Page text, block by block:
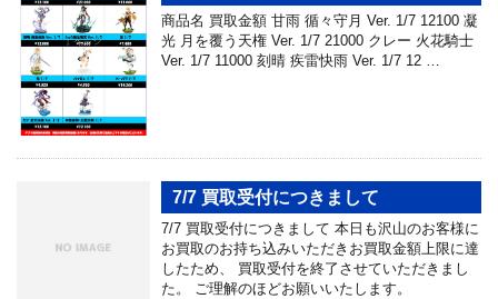
商品名 買取金額 甘雨 循々守月 Ver. 1/7 12100 凝
光 月を覆う天権 Ver. 1/7 21000 クレー 火花騎士
Ver. 1/7 11000 刻晴 疾雷快雨 Ver. 1/7 12 …
7/7 買取受付につきまして
7/7 買取受付につきまして 本日も沢山のお客様に
お買取のお持ち込みいただきお買取金額上限に達
したため、 買取受付を終了させていただきまし
た。 ご理解のほどお願いいたします。